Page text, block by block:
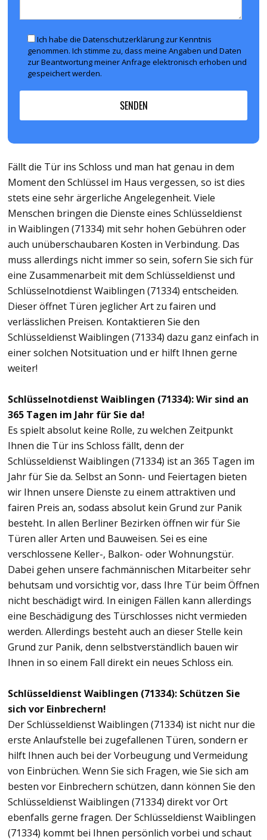
Ich habe die Datenschutzerklärung zur Kenntnis
genommen. Ich stimme zu, dass meine Angaben und Daten
zur Beantwortung meiner Anfrage elektronisch erhoben und
gespeichert werden.
Fällt die Tür ins Schloss und man hat genau in dem
Moment den Schlüssel im Haus vergessen, so ist dies
stets eine sehr ärgerliche Angelegenheit. Viele
Menschen bringen die Dienste eines Schlüsseldienst
in Waiblingen (71334) mit sehr hohen Gebühren oder
auch unüberschaubaren Kosten in Verbindung. Das
muss allerdings nicht immer so sein, sofern Sie sich für
eine Zusammenarbeit mit dem Schlüsseldienst und
Schlüsselnotdienst Waiblingen (71334) entscheiden.
Dieser öffnet Türen jeglicher Art zu fairen und
verlässlichen Preisen. Kontaktieren Sie den
Schlüsseldienst Waiblingen (71334) dazu ganz einfach in
einer solchen Notsituation und er hilft Ihnen gerne
weiter!
Schlüsselnotdienst Waiblingen (71334): Wir sind an
365 Tagen im Jahr für Sie da!
Es spielt absolut keine Rolle, zu welchen Zeitpunkt
Ihnen die Tür ins Schloss fällt, denn der
Schlüsseldienst Waiblingen (71334) ist an 365 Tagen im
Jahr für Sie da. Selbst an Sonn- und Feiertagen bieten
wir Ihnen unsere Dienste zu einem attraktiven und
fairen Preis an, sodass absolut kein Grund zur Panik
besteht. In allen Berliner Bezirken öffnen wir für Sie
Türen aller Arten und Bauweisen. Sei es eine
verschlossene Keller-, Balkon- oder Wohnungstür.
Dabei gehen unsere fachmännischen Mitarbeiter sehr
behutsam und vorsichtig vor, dass Ihre Tür beim Öffnen
nicht beschädigt wird. In einigen Fällen kann allerdings
eine Beschädigung des Türschlosses nicht vermieden
werden. Allerdings besteht auch an dieser Stelle kein
Grund zur Panik, denn selbstverständlich bauen wir
Ihnen in so einem Fall direkt ein neues Schloss ein.
Schlüsseldienst Waiblingen (71334): Schützen Sie
sich vor Einbrechern!
Der Schlüsseldienst Waiblingen (71334) ist nicht nur die
erste Anlaufstelle bei zugefallenen Türen, sondern er
hilft Ihnen auch bei der Vorbeugung und Vermeidung
von Einbrüchen. Wenn Sie sich Fragen, wie Sie sich am
besten vor Einbrechern schützen, dann können Sie den
Schlüsseldienst Waiblingen (71334) direkt vor Ort
ebenfalls gerne fragen. Der Schlüsseldienst Waiblingen
(71334) kommt bei Ihnen persönlich vorbei und schaut